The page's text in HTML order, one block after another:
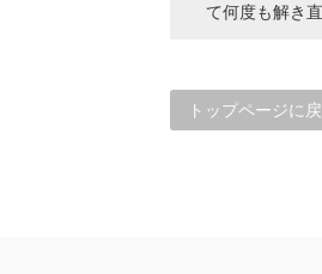
て何度も解き
トップページに